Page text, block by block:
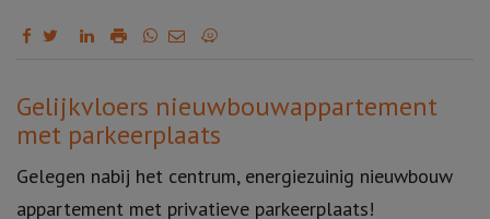
Omschrijving
Gelijkvloers nieuwbouwappartement
met parkeerplaats
Gelegen nabij het centrum, energiezuinig nieuwbouw
appartement met privatieve parkeerplaats!